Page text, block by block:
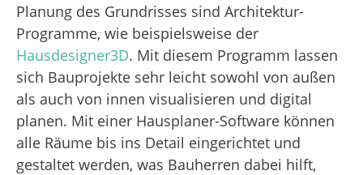
Planung des Grundrisses sind Architektur-
Programme, wie beispielsweise der
Hausdesigner3D. Mit diesem Programm lassen
sich Bauprojekte sehr leicht sowohl von außen
als auch von innen visualisieren und digital
planen. Mit einer Hausplaner-Software können
alle Räume bis ins Detail eingerichtet und
gestaltet werden, was Bauherren dabei hilft,